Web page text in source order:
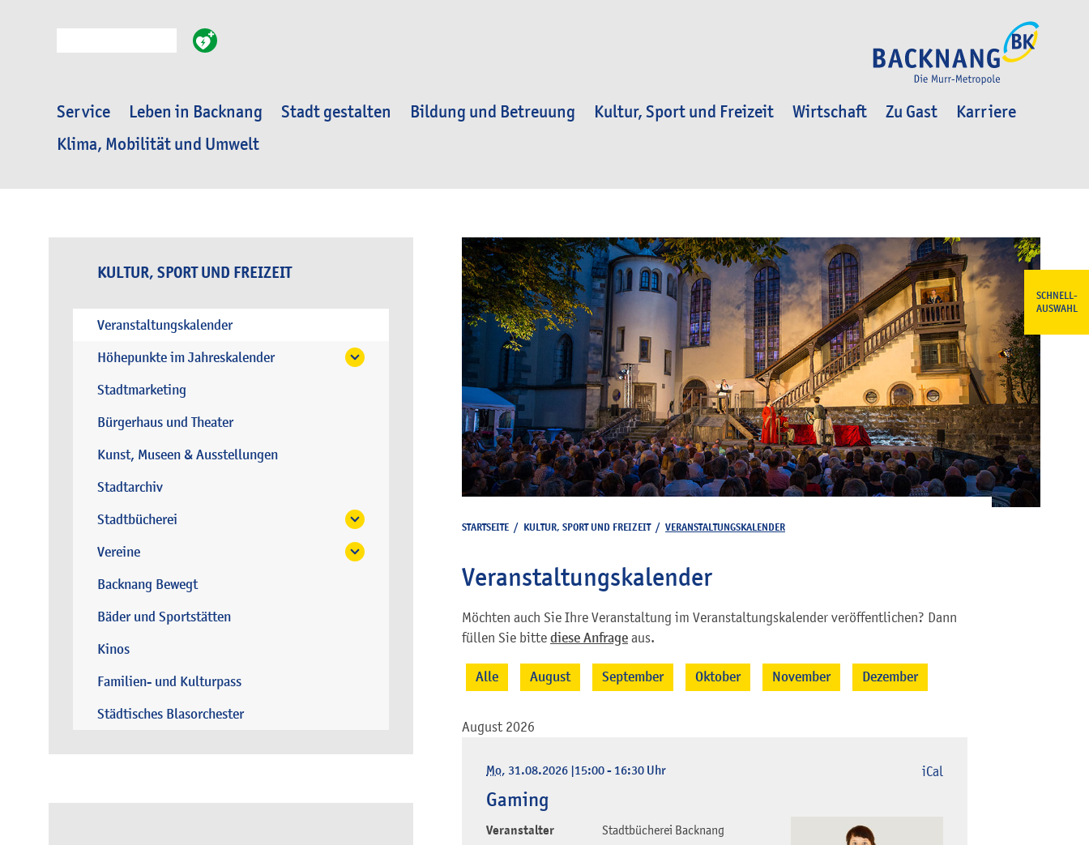
Service Leben in Backnang Stadt gestalten Bildung und Betreuung Kultur, Sport und Freizeit Wirtschaft Zu Gast
Karriere
Klima, Mobilität und Umwelt
SCHNELL-
AUSWAHL
KULTUR, SPORT UND FREIZEIT
Veranstaltungskalender
Höhepunkte im Jahreskalender
Stadtmarketing
Bürgerhaus und Theater
Kunst, Museen & Ausstellungen
Stadtarchiv
Stadtbücherei
Vereine
Backnang Bewegt
Bäder und Sportstätten
Kinos
Familien- und Kulturpass
Städtisches Blasorchester
STARTSEITE / KULTUR, SPORT UND FREIZEIT/ VERANSTALTUNGSKALENDER
Veranstaltungskalender
Möchten auch Sie Ihre Veranstaltung im Veranstaltungskalender veröffentlichen? Dann
füllen Sie bitte diese Anfrage aus.
Alle August September Oktober November Dezember
August 2026
Mo, 31.08.2026 |15:00 - 16:30 Uhr
Gaming
Veranstalter Stadtbücherei Backnang
iCal